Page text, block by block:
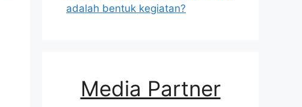
adalah bentuk kegiatan?
Media Partner